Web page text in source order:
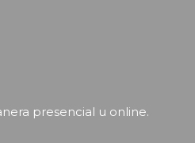
presencial u online.